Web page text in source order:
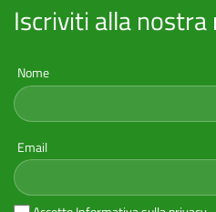
Iscriviti alla
Nome
Email